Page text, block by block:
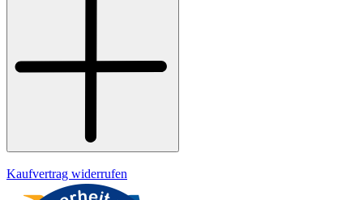
Kaufvertrag widerrufen